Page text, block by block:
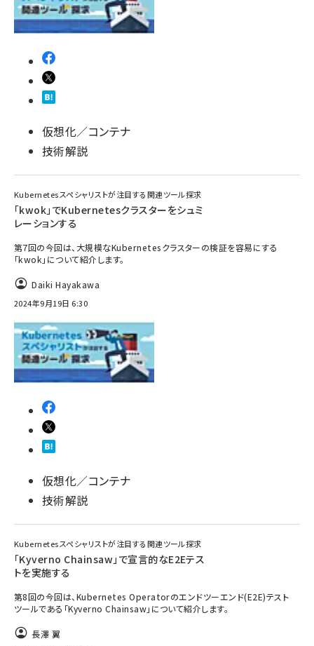
仮想化／コンテナ
技術解説
Kubernetesスペシャリストが注目する関連ツール探求
「kwok」でKubernetesクラスターをシュミ
レーションする
第7回の今回は、大規模なKubernetesクラスターの検証を容易にする
「kwok」について紹介します。
Daiki Hayakawa
2024年9月19日 6:30
仮想化／コンテナ
技術解説
Kubernetesスペシャリストが注目する関連ツール探求
「Kyverno Chainsaw」で宣言的なE2Eテス
トを実施する
第8回の今回は、Kubernetes Operatorのエンドツーエンド(E2E)テスト
ツールである「Kyverno Chainsaw」について紹介します。
長澤 翼